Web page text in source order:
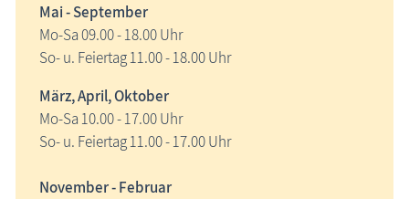
Mai - September
Mo-Sa 09.00 - 18.00 Uhr
So- u. Feiertag 11.00 - 18.00 Uhr
März, April, Oktober
Mo-Sa 10.00 - 17.00 Uhr
So- u. Feiertag 11.00 - 17.00 Uhr
November - Februar